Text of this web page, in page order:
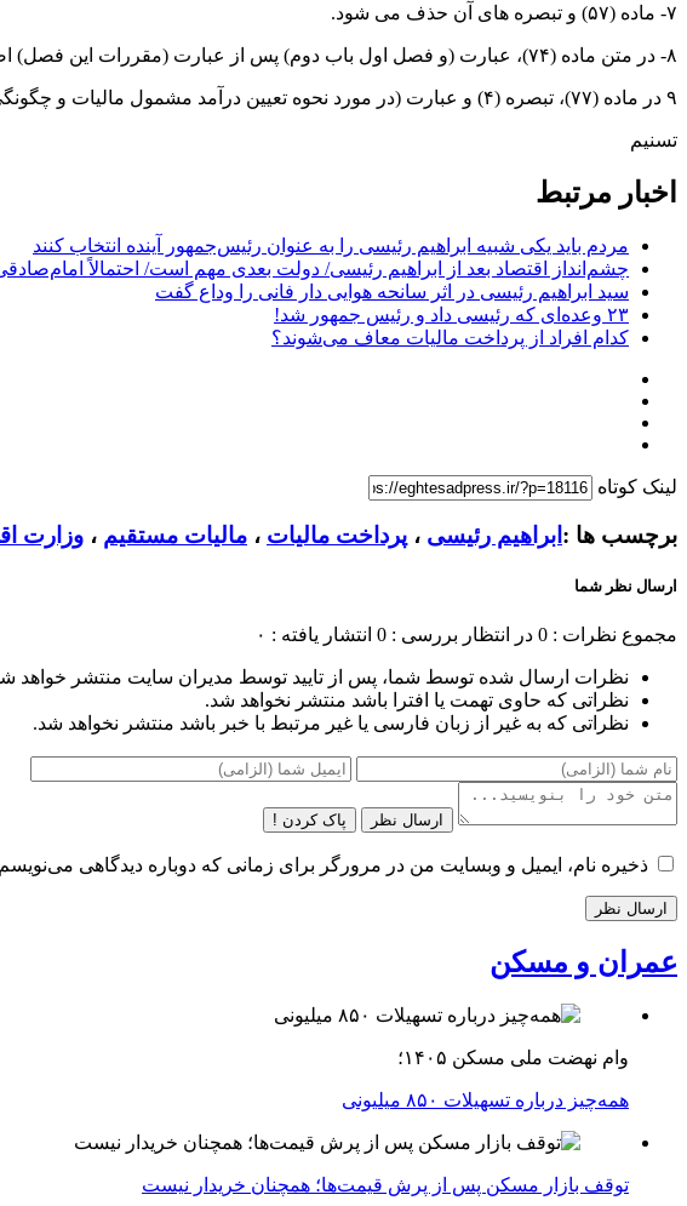
۷- ماده (۵۷) و تبصره های آن حذف می شود.
۸- در متن ماده (۷۴)، عبارت (و فصل اول باب دوم) پس از عبارت (مقررات این فصل) اضافه می شود.
۹ در ماده (۷۷)، تبصره (۴) و عبارت (در مورد نحوه تعیین درآمد مشمول مالیات و چگونگی تسویه علی الحساب مالیاتی) در تبصره (۵) حذف می‌شود.
تسنیم
اخبار مرتبط
مردم باید یکی شبیه ابراهیم رئیسی را به عنوان رئیس‌جمهور آینده انتخاب کنند
چشم‌انداز اقتصاد بعد از ابراهیم رئیسی/ دولت بعدی مهم است/ احتمالاً
سید ابراهیم رئیسی در اثر سانحه هوایی دار فانی را وداع گفت
۲۳ وعده‌ای که رئیسی داد و رئیس جمهور شد!
کدام افراد از پرداخت مالیات معاف می‌شوند؟
لینک کوتاه
برچسب ها : ابراهیم رئیسی ، پرداخت مالیات ، مالیات مستقیم ، وزارت
ارسال نظر شما
مجموع نظرات : 0 در انتظار بررسی : 0 انتشار یافته : ۰
نظرات ارسال شده توسط شما، پس از تایید توسط مدیران سایت منتشر خواهد
نظراتی که حاوی تهمت یا افترا باشد منتشر نخواهد شد.
نظراتی که به غیر از زبان فارسی یا غیر مرتبط با خبر باشد منتشر نخواهد شد.
ارسال نظر پاک کردن !
ذخیره نام، ایمیل و وبسایت من در مرورگر برای زمانی که دوباره دیدگاهی
عمران و مسکن
وام نهضت ملی مسکن ۱۴۰۵؛
همه‌چیز درباره تسهیلات ۸۵۰ میلیونی
توقف بازار مسکن پس از پرش قیمت‌ها؛ همچنان خریدار نیست